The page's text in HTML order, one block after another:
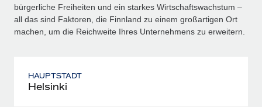
bürgerliche Freiheiten und ein starkes Wirtschaftswachstum –
all das sind Faktoren, die Finnland zu einem großartigen Ort
machen, um die Reichweite Ihres Unternehmens zu erweitern.
HAUPTSTADT
Helsinki